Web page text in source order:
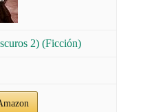
2) (Ficción)